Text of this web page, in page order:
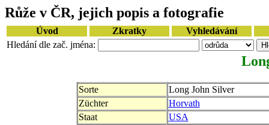
Růže v ČR, jejich popis a fotografie
Úvod Zkratky
Vyhledávání
Hledání dle zač. jména:
Sorte
Long John Silver
Züchter
Horvath
Staat
USA